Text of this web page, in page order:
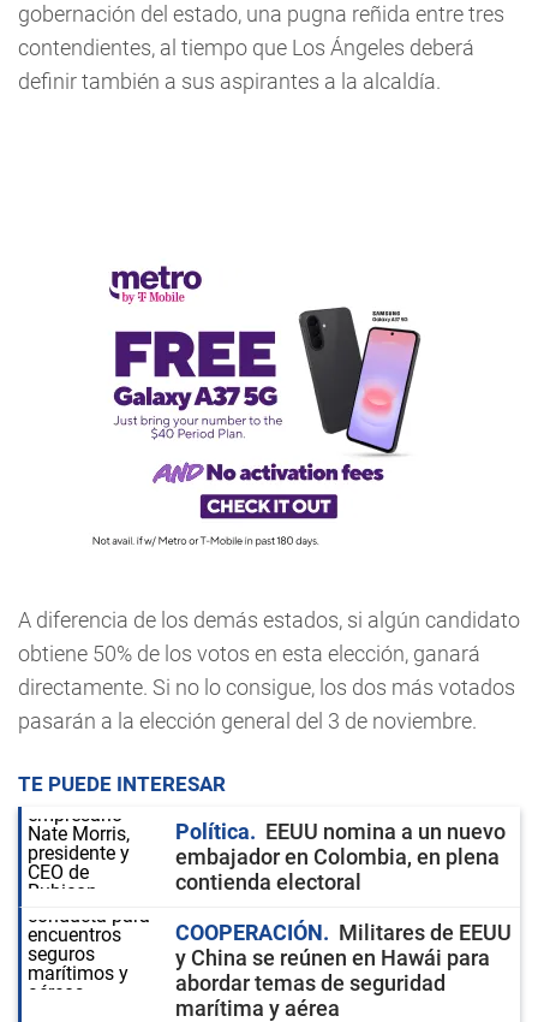
gobernación del estado, una pugna reñida entre tres
contendientes, al tiempo que Los Ángeles deberá
definir también a sus aspirantes a la alcaldía.
A diferencia de los demás estados, si algún candidato
obtiene 50% de los votos en esta elección, ganará
directamente. Si no lo consigue, los dos más votados
pasarán a la elección general del 3 de noviembre.
TE PUEDE INTERESAR
Política
EEUU nomina a un nuevo
embajador en Colombia, en plena
contienda electoral
COOPERACIÓN
Militares de EEUU
y China se reúnen en Hawái para
abordar temas de seguridad
marítima y aérea